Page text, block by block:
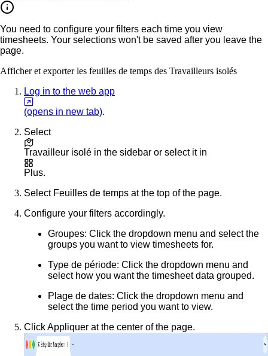
You need to configure your filters each time you view
timesheets. Your selections won't be saved after you leave the
page.
Afficher et exporter les feuilles de temps des Travailleurs isolés
Log in to the web app
(opens in new tab).
Select
Travailleur isolé in the sidebar or select it in
Plus.
Select Feuilles de temps at the top of the page.
Configure your filters accordingly.
Groupes: Click the dropdown menu and select the
groups you want to view timesheets for.
Type de période: Click the dropdown menu and
select how you want the timesheet data grouped.
Plage de dates: Click the dropdown menu and
select the time period you want to view.
ClickAppliquer at the center of the page.